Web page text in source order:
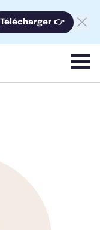
Télécharger 👉
menu